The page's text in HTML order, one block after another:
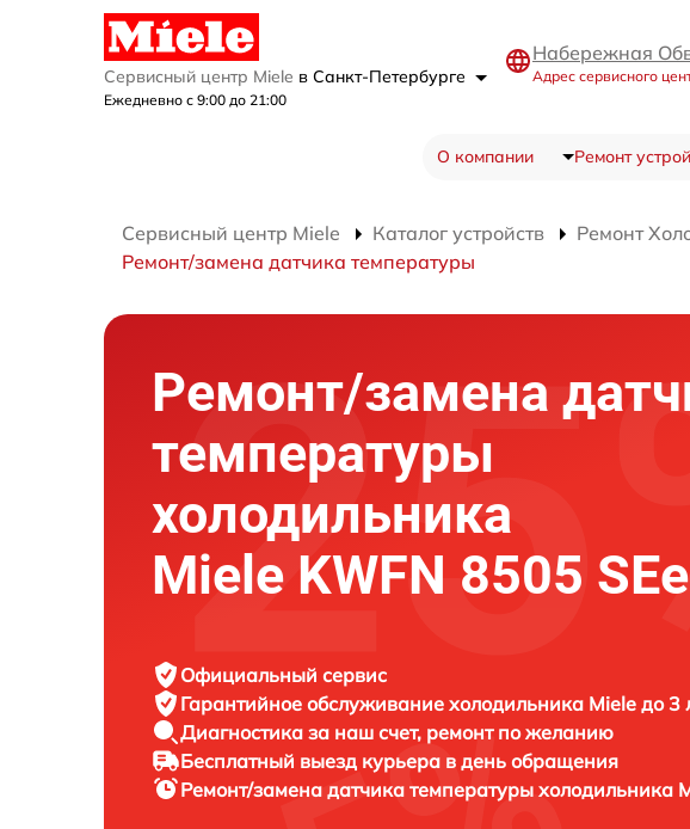
Сервисный центр Miele в Санкт-Петербурге
Ежедневно с 9:00 до 21:00
Набережная
Адрес сервисного
О компании Ремонт
Сервисный центр Miele Каталог устройств Ремонт
Ремонт/замена датчика температуры
Ремонт/замена
температуры
холодильника
Miele KWFN 8505
Официальный сервис
Гарантийное обслуживание холодильника Miele до 3
Диагностика за наш счет, ремонт по желанию
Бесплатный выезд курьера в день обращения
Ремонт/замена датчика температуры холодильника